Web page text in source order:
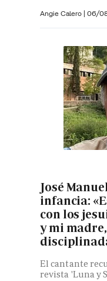
Angie Calero | 06/
José
infancia:
con los
y mi
El cantante
revista 'Luna y